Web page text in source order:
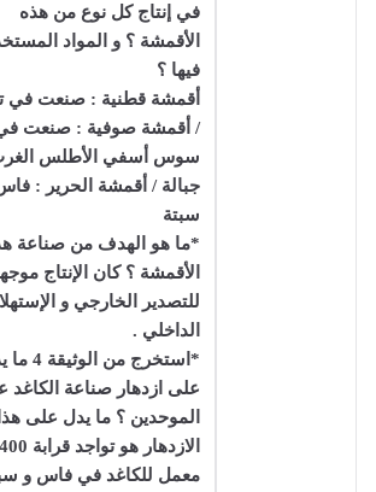
في إنتاج كل نوع من هذه
الأقمشة ؟ و المواد
فيها ؟
أقمشة قطنية : صنعت في
/ أقمشة صوفية : صنعت
سوس أسفي الأطلس
جبالة / أقمشة الحرير :
سبتة
*ما هو الهدف من صناعة
الأقمشة ؟ كان الإنتاج
للتصدير الخارجي و
الداخلي .
*استخرج من
على ازدهار صناعة الكاغد
الموحدين ؟ ما يدل على هذا
الازدهار هو تواجد قرابة 400
معمل للكاغد في فاس و